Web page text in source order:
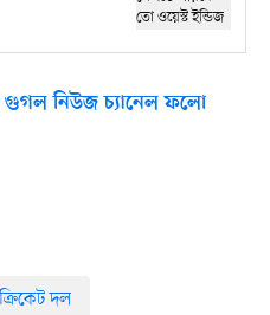
নিউজ চ্যানেল ফলো
ক্রিকেট দল